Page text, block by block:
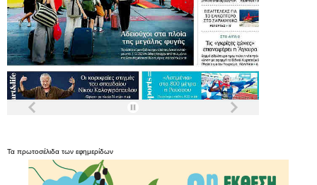
Τα πρωτοσέλιδα των εφημερίδων